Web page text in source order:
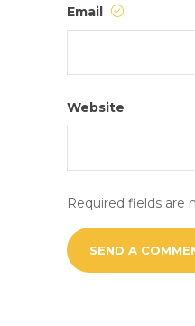
Email
Website
Required fields are